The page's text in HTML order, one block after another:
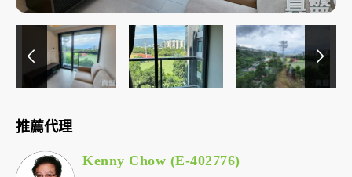
推薦代理
Kenny Chow (E-402776)